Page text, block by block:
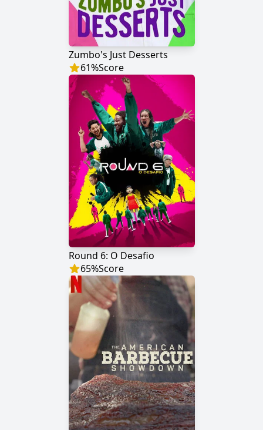
Zumbo's Just Desserts
61%Score
Round 6: O Desafio
65%Score